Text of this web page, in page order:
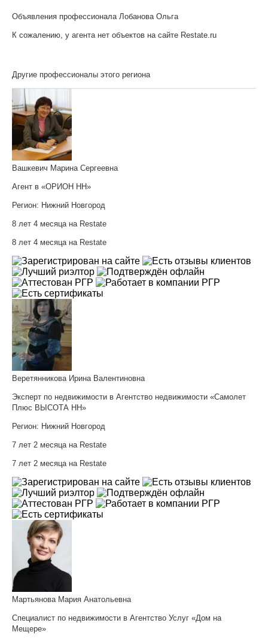
Объявления профессионала Лобанова Ольга
К сожалению, у агента нет объектов на сайте Restate.ru
Другие профессионалы этого региона
Вашкевич Марина Сергеевна
Агент в «ОРИОН НН»
Регион: Нижний Новгород
8 лет 4 месяца на Restate
8 лет 4 месяца на Restate
Веретянникова Ирина Валентиновна
Эксперт по недвижимости в Агентство недвижимости «Самолет
Плюс ВЫСОТА НН»
Регион: Нижний Новгород
7 лет 2 месяца на Restate
7 лет 2 месяца на Restate
Мартьянова Мария Анатольевна
Специалист по недвижимости в Агентство Услуг «Дом на
Мещере»